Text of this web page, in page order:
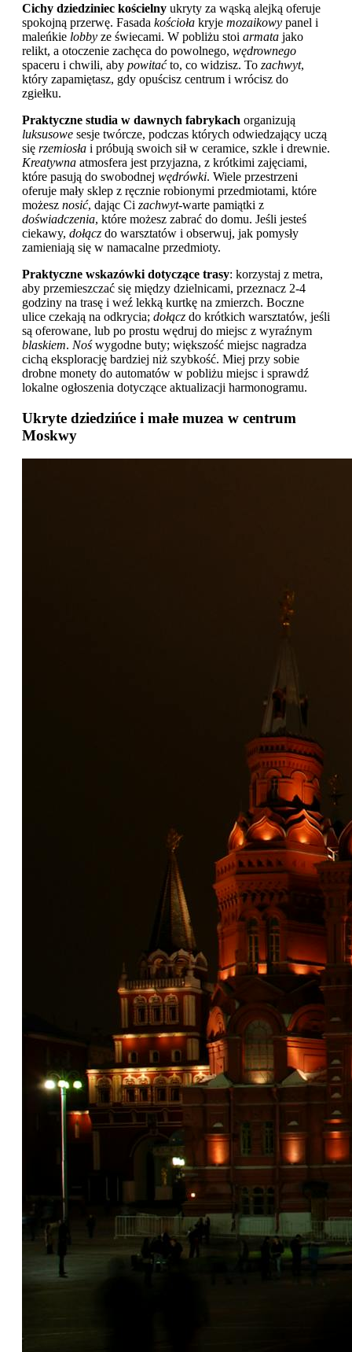
Cichy dziedziniec kościelny ukryty za wąską alejką oferuje
spokojną przerwę. Fasada kościoła kryje mozaikowy panel i
maleńkie lobby ze świecami. W pobliżu stoi armata jako
relikt, a otoczenie zachęca do powolnego, wędrownego
spaceru i chwili, aby powitaćto, co widzisz. To zachwyt,
który zapamiętasz, gdy opuścisz centrum i wrócisz do
zgiełku.
Praktyczne studia w dawnych fabrykach organizują
luksusowe sesje twórcze, podczas których odwiedzający uczą
się rzemiosła i próbują swoich sił w ceramice, szkle i drewnie.
Kreatywna atmosfera jest przyjazna, z krótkimi zajęciami,
które pasują do swobodnej wędrówki. Wiele przestrzeni
oferuje mały sklep z ręcznie robionymi przedmiotami, które
możesz nosić, dając Ci zachwyt-warte pamiątki z
doświadczenia, które możesz zabrać do domu. Jeśli jesteś
ciekawy, dołącz do warsztatów i obserwuj, jak pomysły
zamieniają się w namacalne przedmioty.
Praktyczne wskazówki dotyczące trasy: korzystaj z metra,
aby przemieszczać się między dzielnicami, przeznacz 2-4
godziny na trasę i weź lekką kurtkę na zmierzch. Boczne
ulice czekają na odkrycia; dołącz do krótkich warsztatów, jeśli
są oferowane, lub po prostu wędruj do miejsc z wyraźnym
blaskiem. Nośwygodne buty; większość miejsc nagradza
cichą eksplorację bardziej niż szybkość. Miej przy sobie
drobne monety do automatów w pobliżu miejsc i sprawdź
lokalne ogłoszenia dotyczące aktualizacji harmonogramu.
Ukryte dziedzińce i małe muzea w centrum
Moskwy